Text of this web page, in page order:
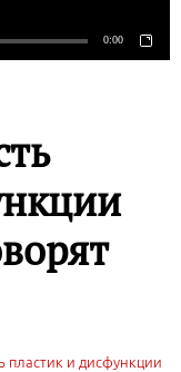
пластик и дисфункции